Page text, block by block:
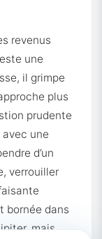
revenus
une
il grimpe
plus
prudente
une
d’un
verrouiller
bornée dans
mais